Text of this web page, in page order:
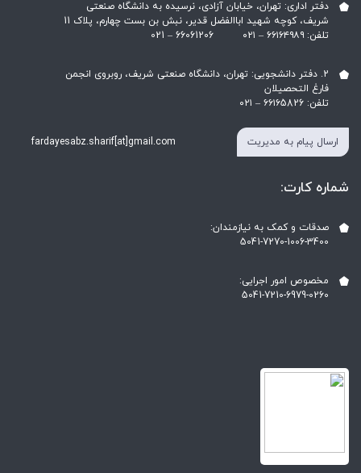
دفتر اداری: تهران، خیابان آزادی، نرسیده به دانشگاه صنعتی
شریف، کوچه شهید اباالفضل قدیر، نبش بن بست چهارم، پلاک 11
تلفن: ۶۶۱۶۴۹۸۹ – ۰۲۱ ‎021 – 66061206
2. دفتر دانشجویی: تهران، دانشگاه صنعتی شریف، روبروی انجمن
فارغ التحصیلان
تلفن: ۶۶۱۶5826 – ۰۲۱
ارسال پیام به مدیریت fardayesabz.sharif[at]gmail.com
شماره کارت:
صدقات و کمک به نیازمندان:
5041-7270-1006-3400
مخصوص امور اجرایی:
5041-7210-6979-0260